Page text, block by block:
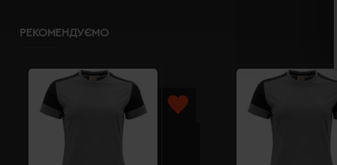
РЕКОМЕНДУЄМО